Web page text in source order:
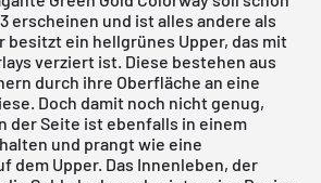
erscheinen und ist alles andere als
besitzt ein hellgrünes Upper, das mit
verziert ist. Diese bestehen aus
durch ihre Oberfläche an eine
Doch damit noch nicht genug,
der Seite ist ebenfalls in einem
und prangt wie eine
dem Upper. Das Innenleben, der